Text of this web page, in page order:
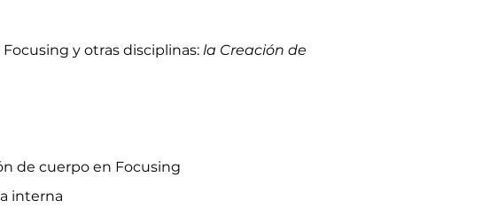
y otras disciplinas: la Creación de
de cuerpo en Focusing
interna